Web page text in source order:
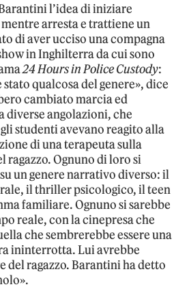
l’idea di iniziare
arresta e trattiene un
di aver ucciso una compagna
in Inghilterra da cui sono
24 Hours in Police Custody:
stato qualcosa del genere», dice
cambiato marcia ed
diverse angolazioni, che
studenti avevano reagito alla
di una terapeuta sulla
ragazzo. Ognuno di loro si
un genere narrativo diverso: il
il thriller psicologico, il teen
familiare. Ognuno si sarebbe
reale, con la cinepresa che
che sembrerebbe essere una
ininterrotta. Lui avrebbe
del ragazzo. Barantini ha detto